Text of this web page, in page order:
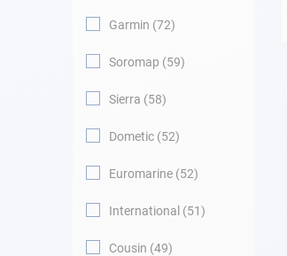
Garmin 72
Soromap 59
Sierra 58
Dometic 52
Euromarine 52
International 51
Cousin 49